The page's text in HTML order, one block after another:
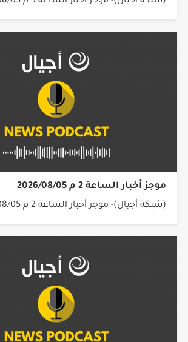
موجز أخبار الساعة 2 م 2026/08/05
(شبكة أجيال)- موجز أخبار الساعة 2 م 2026/08/05